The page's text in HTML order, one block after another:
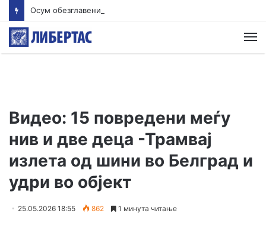
Видео: 15 повредени меѓу
нив и две деца -Трамвај
излета од шини во Белград и
удри во објект
25.05.2026 18:55 862 1 минута читање